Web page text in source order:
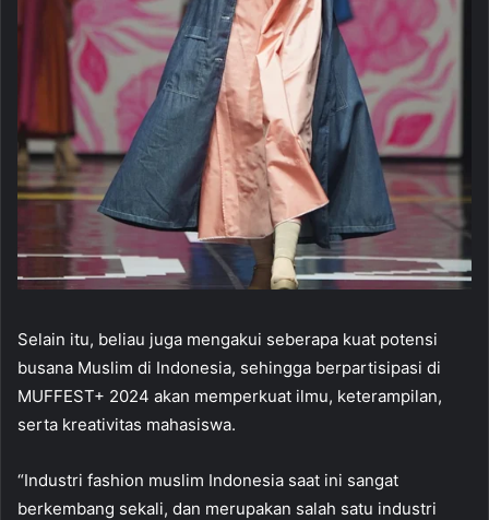
Selain itu, beliau juga mengakui seberapa kuat potensi
busana Muslim di Indonesia, sehingga berpartisipasi di
MUFFEST+ 2024 akan memperkuat ilmu, keterampilan,
serta kreativitas mahasiswa.
“Industri fashion muslim Indonesia saat ini sangat
berkembang sekali, dan merupakan salah satu industri